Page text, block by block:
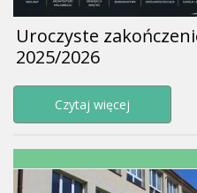
Uroczyste
2025/2026
Czytaj więcej